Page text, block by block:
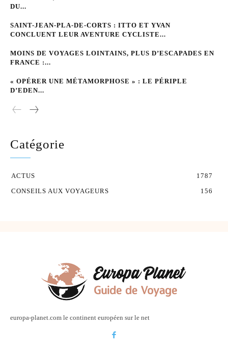
DU...
SAINT-JEAN-PLA-DE-CORTS : ITTO ET YVAN
CONCLUENT LEUR AVENTURE CYCLISTE...
MOINS DE VOYAGES LOINTAINS, PLUS D’ESCAPADES EN
FRANCE :...
« OPÉRER UNE MÉTAMORPHOSE » : LE PÉRIPLE
D’EDEN...
Catégorie
ACTUS
1787
CONSEILS AUX VOYAGEURS
156
europa-planet.com le continent européen sur le net